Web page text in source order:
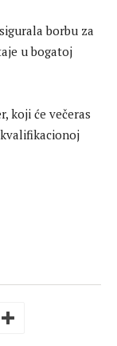
borbu za
u bogatoj
koji će večeras